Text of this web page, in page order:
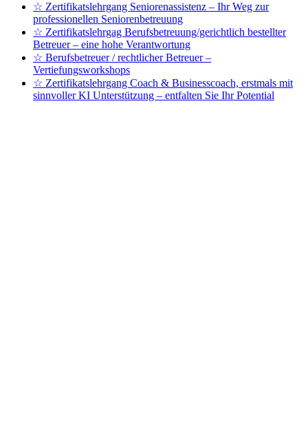
☆ Zertifikatslehrgang Seniorenassistenz – Ihr Weg zur
professionellen Seniorenbetreuung
☆ Zertifikatslehrgag Berufsbetreuung/gerichtlich bestellter
Betreuer – eine hohe Verantwortung
☆ Berufsbetreuer / rechtlicher Betreuer –
Vertiefungsworkshops
☆ Zertifikatslehrgang Coach & Businesscoach, erstmals mit
sinnvoller KI Unterstützung – entfalten Sie Ihr Potential